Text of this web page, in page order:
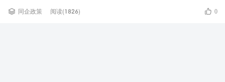
 同企政策 阅读(1826)  0